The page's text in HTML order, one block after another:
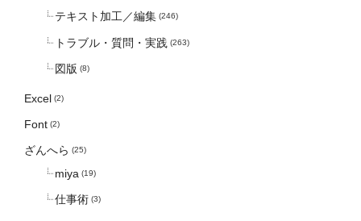
テキスト加工／編集 (246)
トラブル・質問・実践 (263)
図版 (8)
Excel (2)
Font (2)
ざんへら (25)
miya (19)
仕事術 (3)